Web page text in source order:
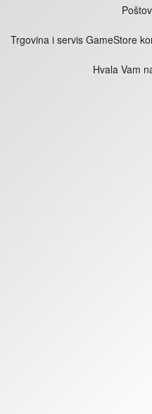
Trgovina i servis GameStore
Hvala Vam